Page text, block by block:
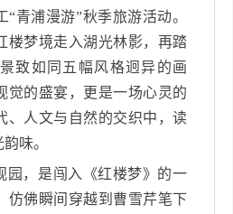
青浦漫游”秋季旅游活动。
楼梦境走入湖光林影，再踏
致如同五幅风格迥异的画
觉的盛宴，更是一场心灵的
、人文与自然的交织中，读
味。
园，是闯入《红楼梦》的一
仿佛瞬间穿越到曹雪芹笔下